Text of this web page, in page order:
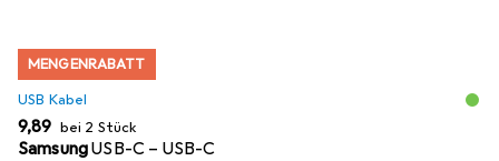
MENGENRABATT
USB Kabel
EUR
9,89 bei 2 Stück
SamsungUSB-C – USB-C